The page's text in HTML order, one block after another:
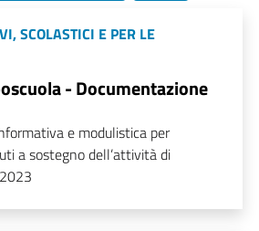
SCOLASTICI E PER LE
- Documentazione
e modulistica per
a sostegno dell’attività di